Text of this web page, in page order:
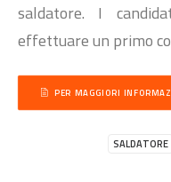
saldatore. I
effettuare un primo
PER MAGGIORI
SALDATORE